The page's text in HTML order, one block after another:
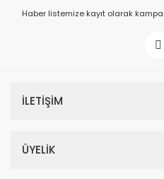
199,00 TL
Haber listemize kayıt olarak
İLETİŞİM
ÜYELİK